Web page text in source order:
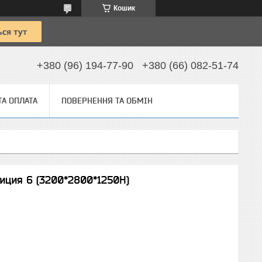
Кошик
+380 (96) 194-77-90 +380 (66) 082-51-74
ОПЛАТА ПОВЕРНЕННЯ ТА ОБМІН
6 (3200*2800*1250H)